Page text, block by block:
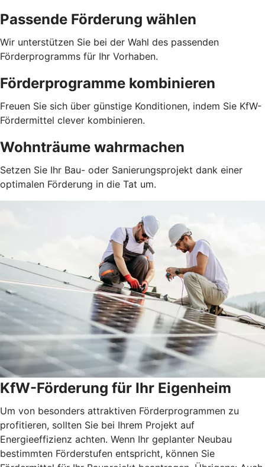
Passende Förderung wählen
Wir unterstützen Sie bei der Wahl des passenden
Förderprogramms für Ihr Vorhaben.
Förderprogramme kombinieren
Freuen Sie sich über günstige Konditionen, indem Sie KfW-
Fördermittel clever kombinieren.
Wohnträume wahrmachen
Setzen Sie Ihr Bau- oder Sanierungsprojekt dank einer
optimalen Förderung in die Tat um.
KfW-Förderung für Ihr Eigenheim
Um von besonders attraktiven Förderprogrammen zu
profitieren, sollten Sie bei Ihrem Projekt auf
Energieeffizienz achten. Wenn Ihr geplanter Neubau
bestimmten Förderstufen entspricht, können Sie